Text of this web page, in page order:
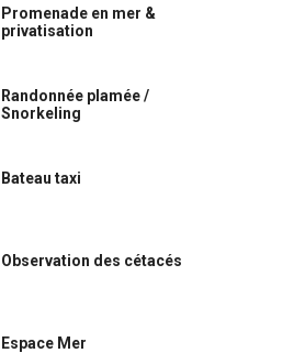
Promenade en mer &
privatisation
Randonnée plamée /
Snorkeling
Bateau taxi
Observation des cétacés
Espace Mer